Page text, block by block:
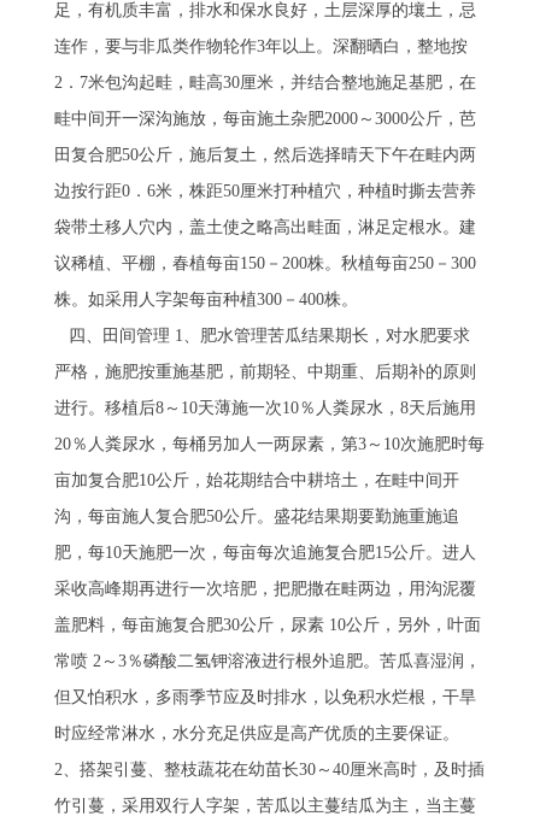
足，有机质丰富，排水和保水良好，土层深厚的壤土，忌
连作，要与非瓜类作物轮作3年以上。深翻晒白，整地按
2．7米包沟起畦，畦高30厘米，并结合整地施足基肥，在
畦中间开一深沟施放，每亩施土杂肥2000～3000公斤，芭
田复合肥50公斤，施后复土，然后选择晴天下午在畦内两
边按行距0．6米，株距50厘米打种植穴，种植时撕去营养
袋带土移人穴内，盖土使之略高出畦面，淋足定根水。建
议稀植、平棚，春植每亩150－200株。秋植每亩250－300
株。如采用人字架每亩种植300－400株。
四、田间管理 1、肥水管理苦瓜结果期长，对水肥要求
严格，施肥按重施基肥，前期轻、中期重、后期补的原则
进行。移植后8～10天薄施一次10％人粪尿水，8天后施用
20％人粪尿水，每桶另加人一两尿素，第3～10次施肥时每
亩加复合肥10公斤，始花期结合中耕培土，在畦中间开
沟，每亩施人复合肥50公斤。盛花结果期要勤施重施追
肥，每10天施肥一次，每亩每次追施复合肥15公斤。进人
采收高峰期再进行一次培肥，把肥撒在畦两边，用沟泥覆
盖肥料，每亩施复合肥30公斤，尿素 10公斤，另外，叶面
常喷 2～3％磷酸二氢钾溶液进行根外追肥。苦瓜喜湿润，
但又怕积水，多雨季节应及时排水，以免积水烂根，干旱
时应经常淋水，水分充足供应是高产优质的主要保证。
2、搭架引蔓、整枝蔬花在幼苗长30～40厘米高时，及时插
竹引蔓，采用双行人字架，苦瓜以主蔓结瓜为主，当主蔓